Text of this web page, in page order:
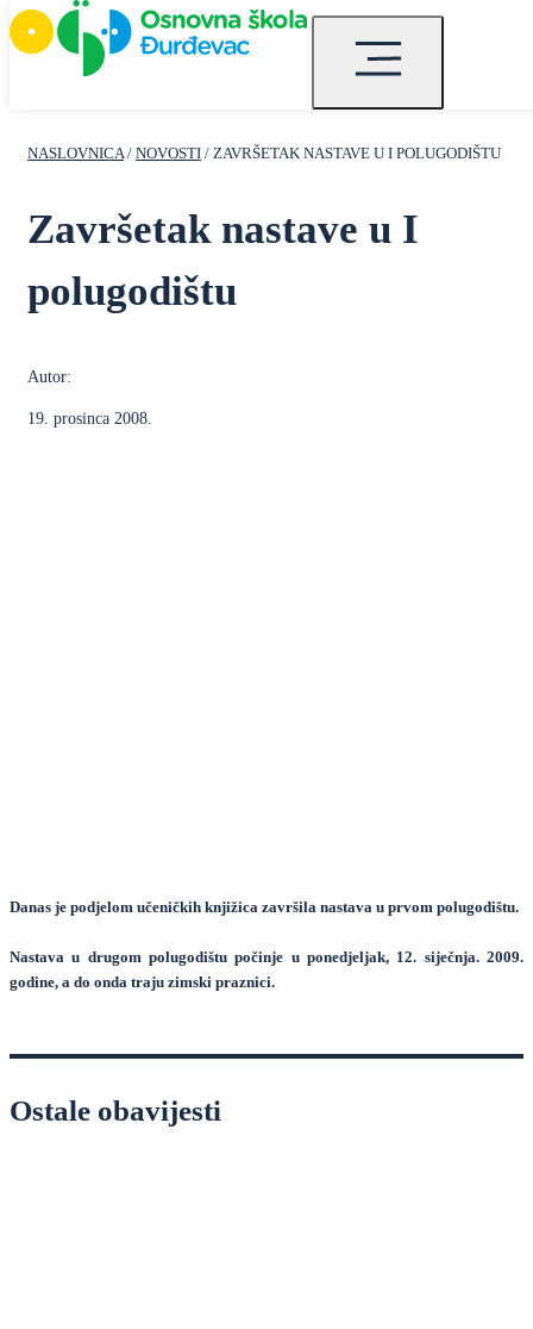
NASLOVNICA/ NOVOSTI / ZAVRŠETAK NASTAVE U I POLUGODIŠTU
Završetak nastave u I
polugodištu
Autor:
19. prosinca 2008.
Danas je podjelom učeničkih knjižica završila nastava u prvom polugodištu.
Nastava u drugom polugodištu počinje u ponedjeljak, 12. siječnja. 2009.
godine, a do onda traju zimski praznici.
Ostale obavijesti